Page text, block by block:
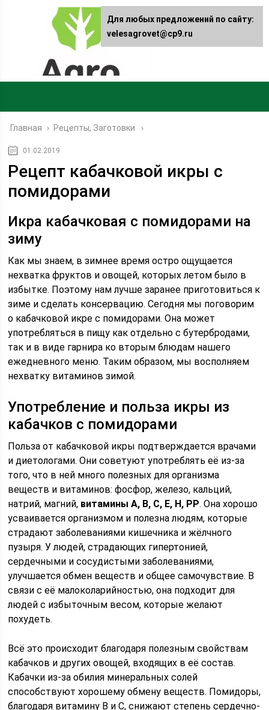
Главная › Рецепты, Заготовки
01.02.2019
Рецепт кабачковой икры с
помидорами
Икра кабачковая с помидорами на
зиму
Как мы знаем, в зимнее время остро ощущается
нехватка фруктов и овощей, которых летом было в
избытке. Поэтому нам лучше заранее приготовиться к
зиме и сделать консервацию. Сегодня мы поговорим
о кабачковой икре с помидорами. Она может
употребляться в пищу как отдельно с бутербродами,
так и в виде гарнира ко вторым блюдам нашего
ежедневного меню. Таким образом, мы восполняем
нехватку витаминов зимой.
Употребление и польза икры из
кабачков с помидорами
Польза от кабачковой икры подтверждается врачами
и диетологами. Они советуют употреблять её из-за
того, что в ней много полезных для организма
веществ и витаминов: фосфор, железо, кальций,
натрий, магний, витамины A, B, C, E, H, PP. Она хорошо
усваивается организмом и полезна людям, которые
страдают заболеваниями кишечника и жёлчного
пузыря. У людей, страдающих гипертонией,
сердечными и сосудистыми заболеваниями,
улучшается обмен веществ и общее самочувствие. В
связи с её малоколарийностью, она подходит для
людей с избыточным весом, которые желают
похудеть.
Всё это происходит благодаря полезным свойствам
кабачков и других овощей, входящих в её состав.
Кабачки из-за обилия минеральных солей
способствуют хорошему обмену веществ. Помидоры,
благодаря витамину B и C, снижают степень сердечно-
Для любых предложений по сайту:
velesagrovet@cp9.ru